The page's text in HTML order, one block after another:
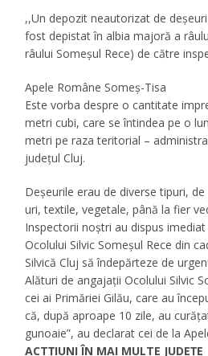
,,Un depozit neautorizat de
fost depistat în albia majoră a
râului Someșul Rece) de către
Apele Române Someș-Tisa
Este vorba despre o cantitate
metri cubi, care se întindea pe o
metri pe raza teritorial –
județul Cluj.
Deșeurile erau de diverse tipuri,
uri, textile, vegetale, până la fier
Inspectorii noștri au dispus
Ocolului Silvic Someșul Rece din
Silvică Cluj să îndepărteze de
Alături de angajații Ocolului Silvic
cei ai Primăriei Gilău, care au
că, după aproape 10 zile, au
gunoaie”, au declarat cei de la
ACTȚIUNI ÎN MAI MULTE JUDEȚE